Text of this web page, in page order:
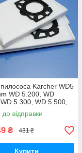
Karcher WD5
WD 5.200, WD
5.300, WD 5.500,
WD 5.260, WD
5.450, WD 5.220 -
до відправки
₴ 431 ₴
Купити